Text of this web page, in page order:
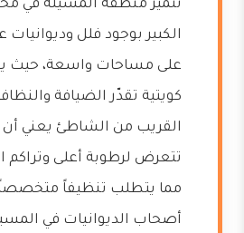
تتميز منطقة المسيلة في
الكبير بوجود فلل
على مساحات واسعة، حيث
كويتية تقدّر الضيافة
القريب من الشاطئ يعني أن
تتعرض لرطوبة أعلى وتراكم
مما يتطلب تنظيفاً
أصحاب الديوانيات في